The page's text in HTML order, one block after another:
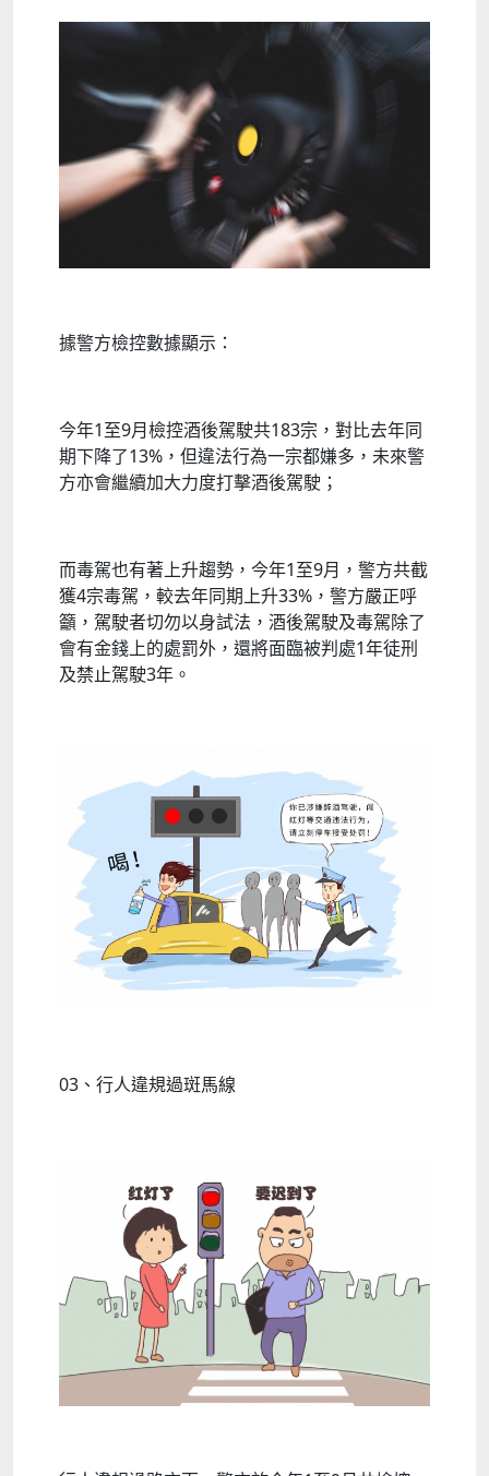
據警方檢控數據顯示：
今年1至9月檢控酒後駕駛共183宗，對比去年同
期下降了13%，但違法行為一宗都嫌多，未來警
方亦會繼續加大力度打擊酒後駕駛；
而毒駕也有著上升趨勢，今年1至9月，警方共截
獲4宗毒駕，較去年同期上升33%，警方嚴正呼
籲，駕駛者切勿以身試法，酒後駕駛及毒駕除了
會有金錢上的處罰外，還將面臨被判處1年徒刑
及禁止駕駛3年。
03、行人違規過斑馬線